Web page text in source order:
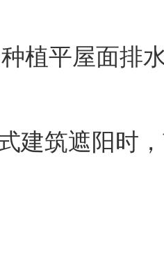
种植平屋面排
建筑遮阳时